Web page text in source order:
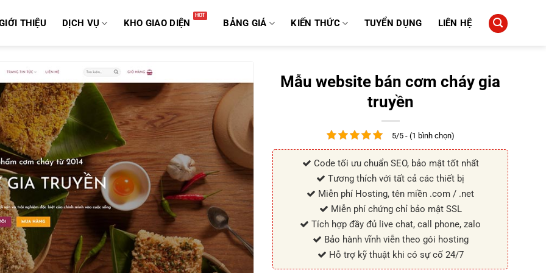
THIỆU DỊCH VỤ KHO GIAO DIỆN BẢNG GIÁ KIẾN THỨC TUYỂN DỤNG LIÊN HỆ
Mẫu website bán cơm cháy gia
truyền
5/5 - (1 bình chọn)
Code tối ưu chuẩn SEO, bảo mật tốt nhất
Tương thích với tất cả các thiết bị
Miễn phí Hosting, tên miền .com / .net
Miễn phí chứng chỉ bảo mật SSL
Tích hợp đầy đủ live chat, call phone, zalo
Bảo hành vĩnh viễn theo gói hosting
Hỗ trợ kỹ thuật khi có sự cố 24/7